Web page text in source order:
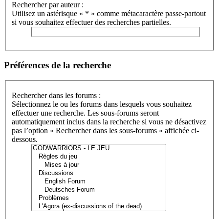
Rechercher par auteur :
Utilisez un astérisque « * » comme métacaractère passe-partout
si vous souhaitez effectuer des recherches partielles.
Préférences de la recherche
Rechercher dans les forums :
Sélectionnez le ou les forums dans lesquels vous souhaitez
effectuer une recherche. Les sous-forums seront
automatiquement inclus dans la recherche si vous ne désactivez
pas l’option « Rechercher dans les sous-forums » affichée ci-
dessous.